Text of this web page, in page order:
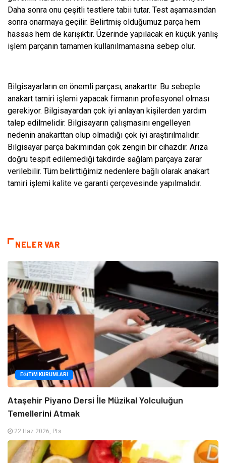
Daha sonra onu çeşitli testlere tabii tutar. Test aşamasından
sonra onarmaya geçilir. Belirtmiş olduğumuz parça hem
hassas hem de karışıktır. Üzerinde yapılacak en küçük yanlış
işlem parçanın tamamen kullanılmamasına sebep olur.
Bilgisayarların en önemli parçası, anakarttır. Bu sebeple
anakart tamiri işlemi yapacak firmanın profesyonel olması
gerekiyor. Bilgisayardan çok iyi anlayan kişilerden yardım
talep edilmelidir. Bilgisayarın çalışmasını engelleyen
nedenin anakarttan olup olmadığı çok iyi araştırılmalıdır.
Bilgisayar parça bakımından çok zengin bir cihazdır. Arıza
doğru tespit edilemediği takdirde sağlam parçaya zarar
verilebilir. Tüm belirttiğimiz nedenlere bağlı olarak anakart
tamiri işlemi kalite ve garanti çerçevesinde yapılmalıdır.
NELER VAR
EĞITIM KURUMLARI
Ataşehir Piyano Dersi İle Müzikal Yolculuğun
Temellerini Atmak
22 Haz 2026, Pts